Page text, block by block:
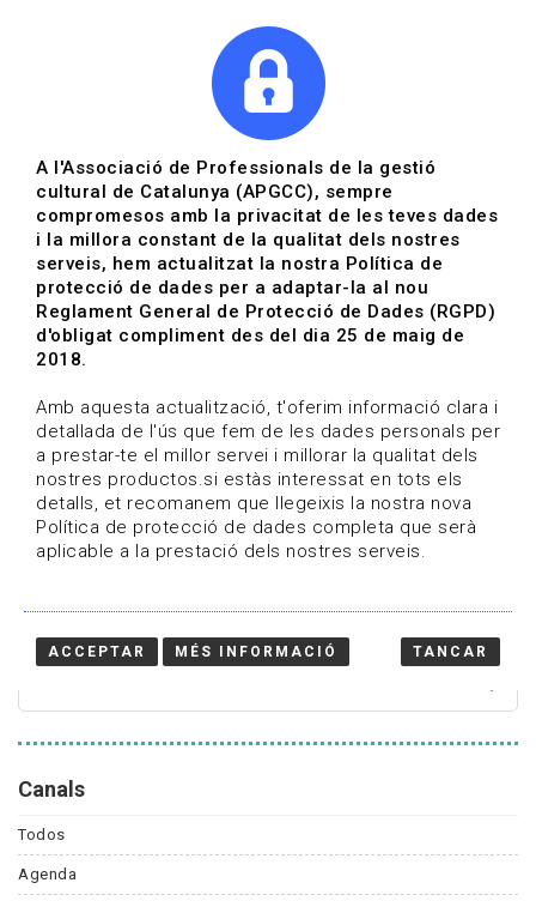
Actualitza't
Vols estar al dia?
HOME / BLOG
Estigues al dia
Convocatòries, activitats i notícies del sector de la
cultura.
Canals
Todos
Agenda
A l'Associació de Professionals de la gestió
cultural de Catalunya (APGCC), sempre
compromesos amb la privacitat de les teves dades
i la millora constant de la qualitat dels nostres
serveis, hem actualitzat la nostra Política de
protecció de dades per a adaptar-la al nou
Reglament General de Protecció de Dades (RGPD)
d'obligat compliment des del dia 25 de maig de
2018.
Amb aquesta actualització, t'oferim informació clara i
detallada de l'ús que fem de les dades personals per
a prestar-te el millor servei i millorar la qualitat dels
nostres productos.si estàs interessat en tots els
detalls, et recomanem que llegeixis la nostra nova
Política de protecció de dades completa que serà
aplicable a la prestació dels nostres serveis.
ACCEPTAR MÉS INFORMACIÓ TANCAR